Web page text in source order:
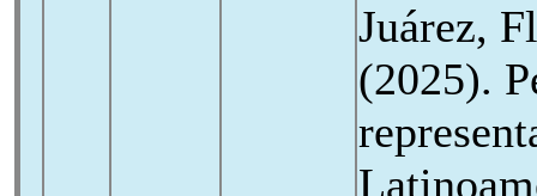
Juárez,
(2025).